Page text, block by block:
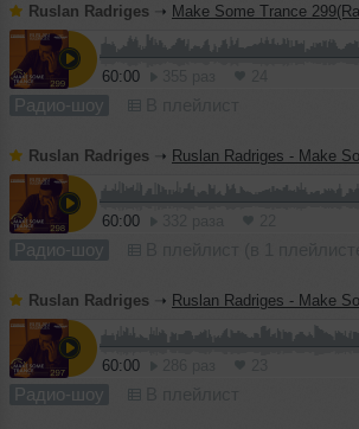
Ruslan Radriges ➝ Make Some Trance 299(Radio_Show)
60:00
Радио-шоу
Ruslan Radriges ➝ Ruslan Radriges - Make Some Trance 267(Radio_Show)
60:00
Радио-шоу
Ruslan Radriges ➝ Ruslan Radriges - Make Some Trance 297(Radio_Show)
60:00
Радио-шоу